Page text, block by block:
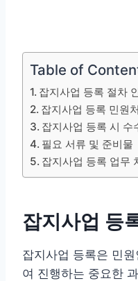
Table of
잡지사업 등록 절차
잡지사업 등록 민원
잡지사업 등록 시 수
필요 서류 및 준비물
잡지사업 등록 업무
잡지사업 등
잡지사업 등록은 민
여 진행하는 중요한